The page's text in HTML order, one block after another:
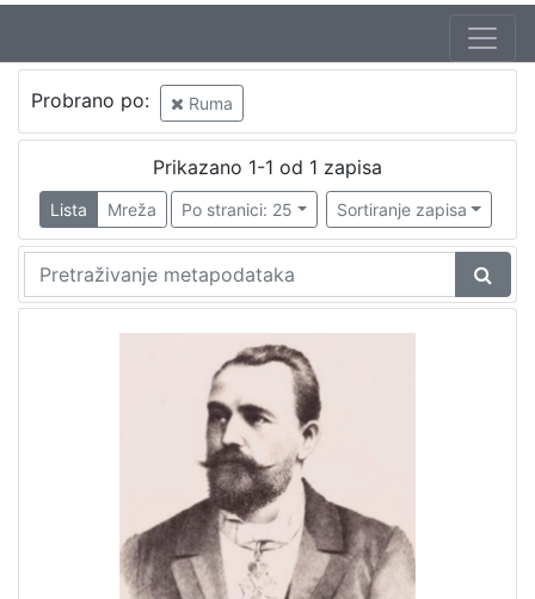
Probrano po: Ruma
Prikazano 1-1 od 1 zapisa
Lista Mreža Po stranici: 25 Sortiranje zapisa